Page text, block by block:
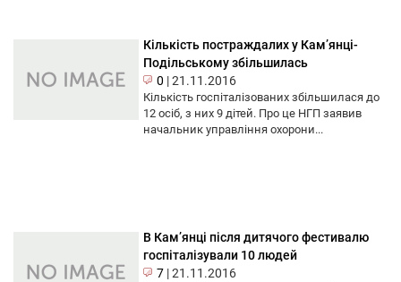
Кількість постраждалих у Кам’янці-
Подільському збільшилась
0 |21.11.2016
Кількість госпіталізованих збільшилася до
12 осіб, з них 9 дітей. Про це НГП заявив
начальник управління охорони...
В Кам’янці після дитячого фестивалю
госпіталізували 10 людей
7 |21.11.2016